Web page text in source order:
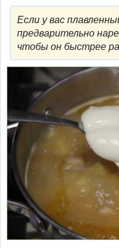
Если у вас
предварительно
чтобы он быстрее